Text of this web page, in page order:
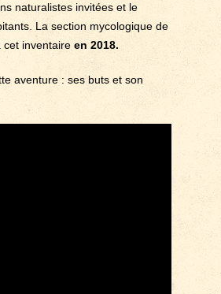
naturalistes invitées et le
La section mycologique de
cet inventaireen 2018.
aventure : ses buts et son